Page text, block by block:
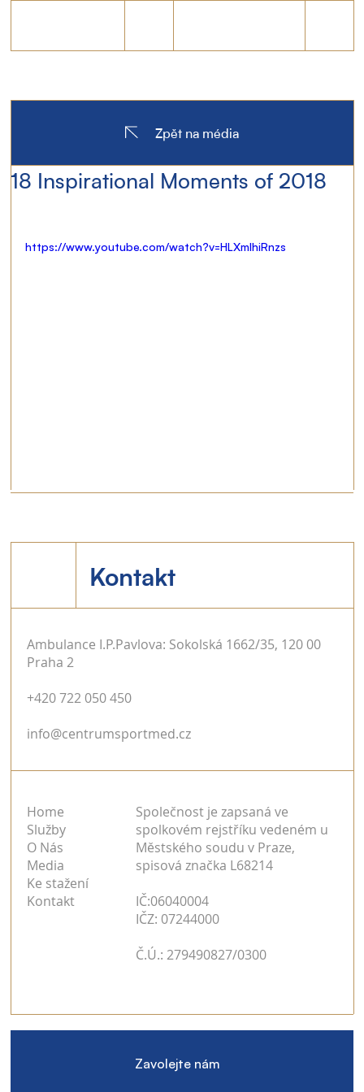
18 Inspirational Moments of 2018
https://www.youtube.com/watch?v=HLXmIhiRnzs
Zpět na média
Kontakt
Home
Služby
O Nás
Media
Ke stažení
Kontakt
Společnost je zapsaná ve
spolkovém rejstříku vedeném u
Městského soudu v Praze,
spisová značka L68214
IČ:06040004
IČZ: 07244000
Č.Ú.: 279490827/0300
Ambulance I.P.Pavlova: Sokolská 1662/35, 120 00
Praha 2
+420 722 050 450
info@centrumsportmed.cz
Zavolejte nám